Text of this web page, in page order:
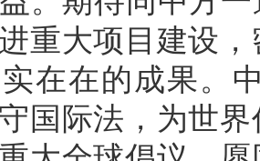
重大项目建设
在在的成果。
国际法，为世